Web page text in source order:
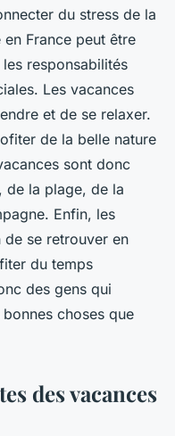
du stress de la
France peut être
responsabilités
Les vacances
et de se relaxer.
de la belle nature
sont donc
la plage, de la
Enfin, les
se retrouver en
du temps
des gens qui
choses que
des vacances